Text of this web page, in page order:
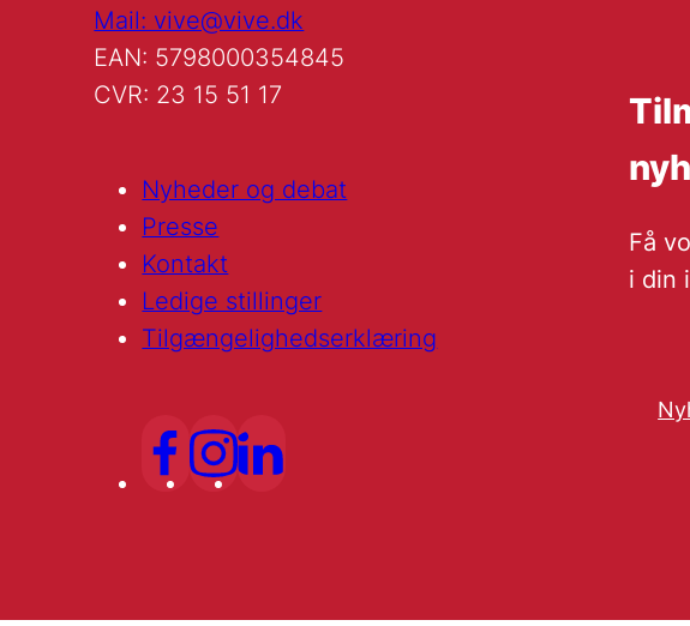
Mail: vive@vive.dk
EAN: 5798000354845
CVR: 23 15 51 17
Nyheder og debat
Presse
Kontakt
Ledige stillinger
Tilgængelighedserklæring
Få
i din